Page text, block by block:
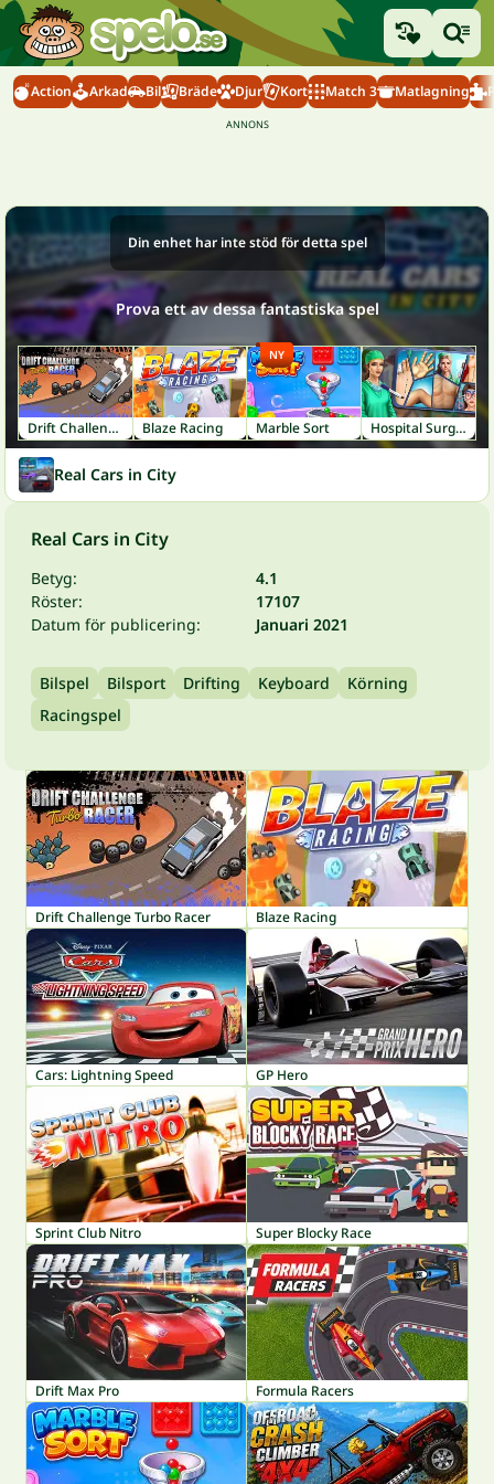
Action Arkad Bil Bräde Djur Kort Match 3 Matlagning
Din enhet har inte stöd för detta spel
Prova ett av dessa fantastiska spel
Drift Challenge Turbo Racer Blaze Racing Marble Sort
NY
Hospital Surgeon: Doctor Game
Real Cars in City
Real Cars in City
Betyg:
4.1
Röster:
17107
Datum för publicering:
Januari 2021
Bilspel Bilsport Drifting Keyboard
Körning
Racingspel
Drift Challenge Turbo Racer Blaze Racing
Cars: Lightning Speed GP Hero
Sprint Club Nitro Super Blocky Race
Drift Max Pro Formula Racers